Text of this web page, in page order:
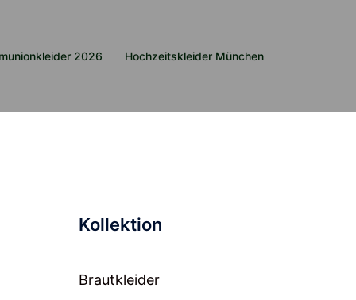
2026 Hochzeitskleider München
Kollektion
Brautkleider